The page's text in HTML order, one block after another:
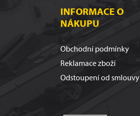
INFORMACE O
NÁKUPU
Obchodní podmínky
Reklamace zboží
Odstoupení od smlouvy